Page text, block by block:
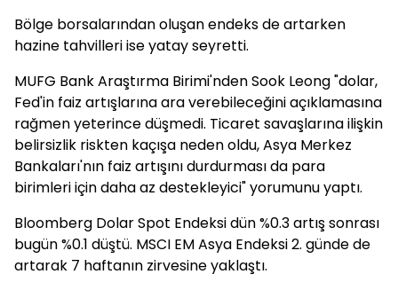
Bölge borsalarından oluşan endeks de artarken
hazine tahvilleri ise yatay seyretti.
MUFG Bank Araştırma Birimi'nden Sook Leong "dolar,
Fed'in faiz artışlarına ara verebileceğini açıklamasına
rağmen yeterince düşmedi. Ticaret savaşlarına ilişkin
belirsizlik riskten kaçışa neden oldu, Asya Merkez
Bankaları'nın faiz artışını durdurması da para
birimleri için daha az destekleyici" yorumunu yaptı.
Bloomberg Dolar Spot Endeksi dün %0.3 artış sonrası
bugün %0.1 düştü. MSCI EM Asya Endeksi 2. günde de
artarak 7 haftanın zirvesine yaklaştı.